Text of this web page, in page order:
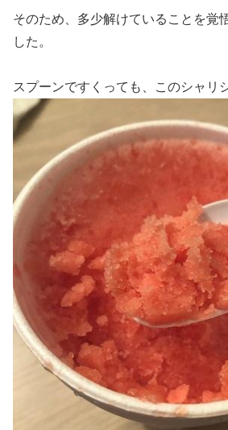
そのため、多少解けていることを覚
した。
スプーンですくっても、このシャリ